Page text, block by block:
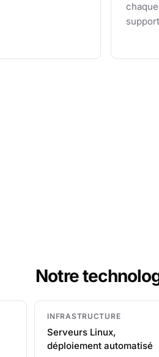
Notre
INFRASTRUCTURE
Serveurs Linux,
déploiement automatisé